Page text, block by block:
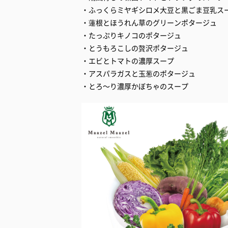
・ふっくらミヤギシロメ大豆と黒ごま豆乳ス
・蓮根とほうれん草のグリーンポタージュ
・たっぷりキノコのポタージュ
・とうもろこしの贅沢ポタージュ
・エビとトマトの濃厚スープ
・アスパラガスと玉葱のポタージュ
・とろ～り濃厚かぼちゃのスープ